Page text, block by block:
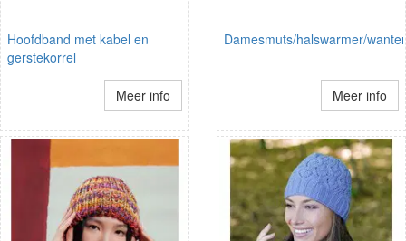
Hoofdband met kabel en
gerstekorrel
Meer info
Damesmuts/halswarmer/
Meer info